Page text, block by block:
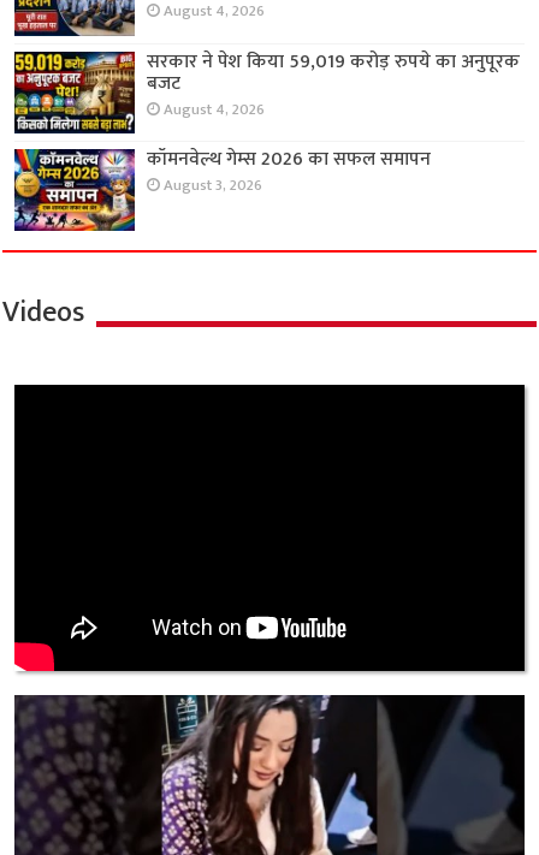
August 4, 2026
सरकार ने पेश किया 59,019 करोड़ रुपये का अनुपूरक
बजट
August 4, 2026
कॉमनवेल्थ गेम्स 2026 का सफल समापन
August 3, 2026
Videos